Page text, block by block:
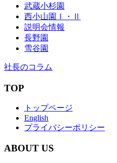
武蔵小杉園
西小山園Ⅰ・Ⅱ
説明会情報
長野園
雪谷園
社長のコラム
TOP
トップページ
English
プライバシーポリシー
ABOUT US